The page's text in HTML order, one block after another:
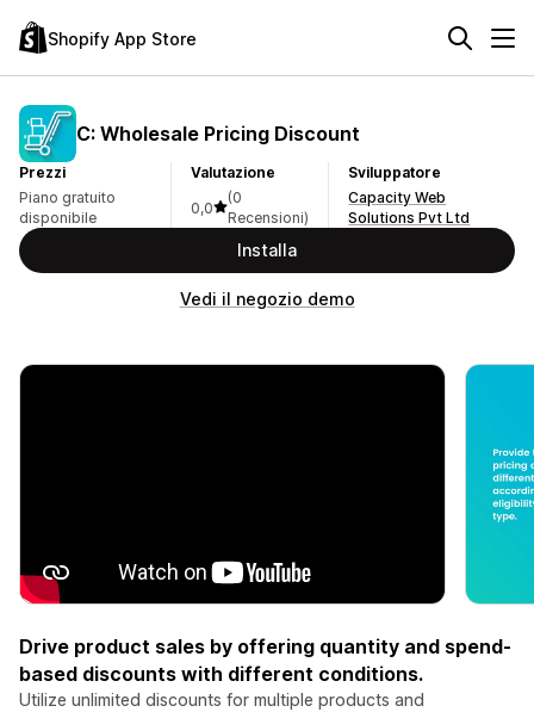
Shopify App Store
C: Wholesale Pricing Discount
Prezzi
Piano gratuito
disponibile
Valutazione
0,0
(0
Recensioni)
Sviluppatore
Capacity Web
Solutions Pvt Ltd
Installa
Vedi il negozio demo
Drive product sales by offering quantity and spend-
based discounts with different conditions.
Utilize unlimited discounts for multiple products and